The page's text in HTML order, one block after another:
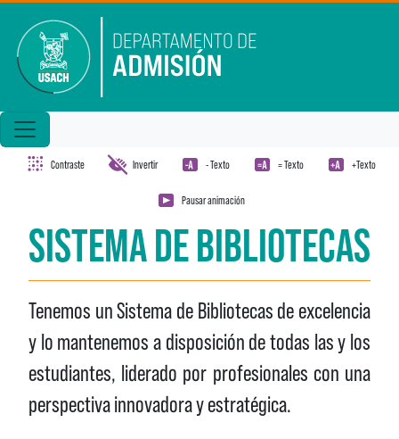
Contraste Invertir - Texto = Texto +Texto
Pausar animación
SISTEMA DE BIBLIOTECAS
Tenemos un Sistema de Bibliotecas de excelencia
y lo mantenemos a disposición de todas las y los
estudiantes, liderado por profesionales con una
perspectiva innovadora y estratégica.